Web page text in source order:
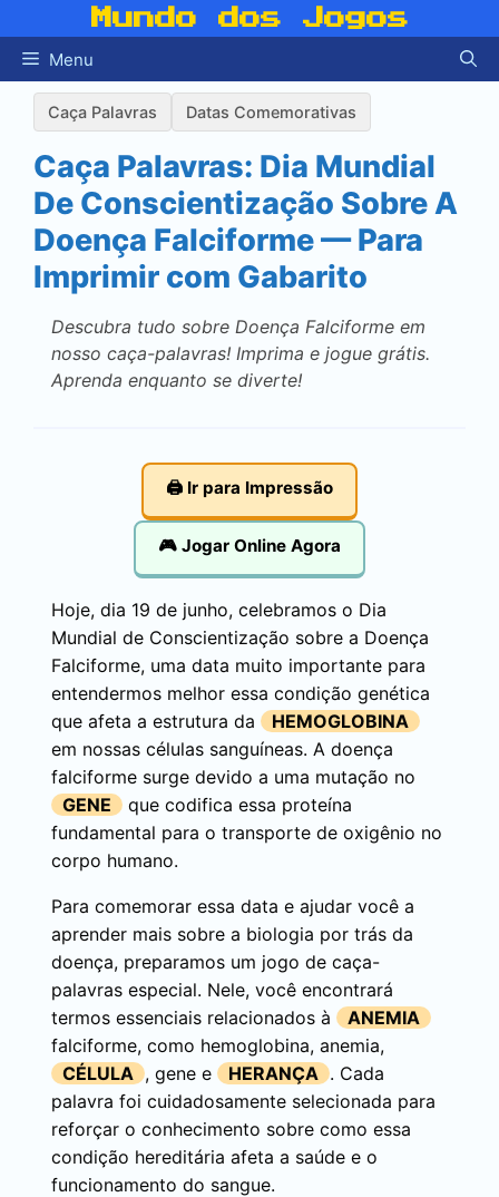
para
conteúdo
Mundo dos Jogos
Menu
Caça Palavras Datas Comemorativas
Caça Palavras: Dia Mundial
De Conscientização Sobre A
Doença Falciforme — Para
Imprimir com Gabarito
Descubra tudo sobre Doença Falciforme em
nosso caça-palavras! Imprima e jogue grátis.
Aprenda enquanto se diverte!
🖨️ Ir para Impressão
🎮 Jogar Online Agora
Hoje, dia 19 de junho, celebramos o Dia
Mundial de Conscientização sobre a Doença
Falciforme, uma data muito importante para
entendermos melhor essa condição genética
que afeta a estrutura da
HEMOGLOBINA
em nossas células sanguíneas. A doença
falciforme surge devido a uma mutação no
GENE
que codifica essa proteína
fundamental para o transporte de oxigênio no
corpo humano.
Para comemorar essa data e ajudar você a
aprender mais sobre a biologia por trás da
doença, preparamos um jogo de caça-
palavras especial. Nele, você encontrará
termos essenciais relacionados à
ANEMIA
falciforme, como hemoglobina, anemia,
CÉLULA , gene e HERANÇA . Cada
palavra foi cuidadosamente selecionada para
reforçar o conhecimento sobre como essa
condição hereditária afeta a saúde e o
funcionamento do sangue.